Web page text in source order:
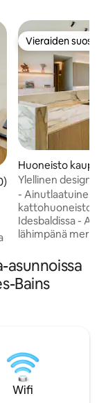
arvio 4,96/5,
Vieraiden
Vieraiden
Huoneisto
anne
Ylellinen design-
ja dyyyninäkymät
- Ainutlaatuinen,
kattohuoneisto 6
Idesbaldissa -
lähimpänä merta
kuin olisit
rannalle ja
kiinnittäen paljon
ilmainen
korkeudessa. -
saapuessasi
Bains
Wifi